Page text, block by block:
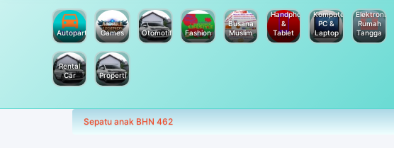
Autoparts Games Otomotif Fashion
Busana
Muslim
Handphone
&
Tablet
Komputer
PC &
Laptop
Elektronik
Rumah
Tangga
Rental
Car
Properti
Sepatu anak BHN 462